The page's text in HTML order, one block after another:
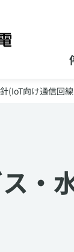
(IoT向け通信回
・